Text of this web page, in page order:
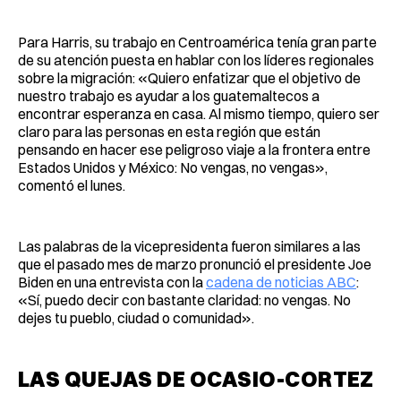
Para Harris, su trabajo en Centroamérica tenía gran parte
de su atención puesta en hablar con los líderes regionales
sobre la migración: «Quiero enfatizar que el objetivo de
nuestro trabajo es ayudar a los guatemaltecos a
encontrar esperanza en casa. Al mismo tiempo, quiero ser
claro para las personas en esta región que están
pensando en hacer ese peligroso viaje a la frontera entre
Estados Unidos y México: No vengas, no vengas»,
comentó el lunes.
Las palabras de la vicepresidenta fueron similares a las
que el pasado mes de marzo pronunció el presidente Joe
Biden en una entrevista con lacadena de noticias ABC:
«Sí, puedo decir con bastante claridad: no vengas. No
dejes tu pueblo, ciudad o comunidad».
LAS QUEJAS DE OCASIO-CORTEZ